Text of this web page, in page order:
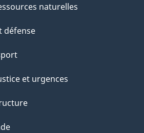
naturelles
défense
et urgences